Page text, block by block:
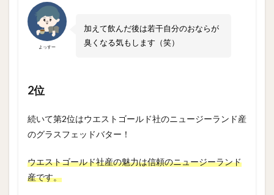
よっすー
加えて飲んだ後は若干自分のおならが
臭くなる気もします（笑）
2位
続いて第2位はウエストゴールド社のニュージーランド産
のグラスフェッドバター！
ウエストゴールド社産の魅力は信頼のニュージーランド
産です。